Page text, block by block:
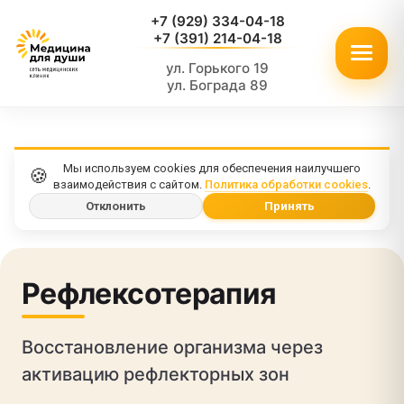
+7 (929) 334-04-18
+7 (391) 214-04-18
ул. Горького 19
ул. Бограда 89
🍪
Мы используем cookies для обеспечения наилучшего
взаимодействия с сайтом. Политика обработки cookies.
Отклонить
Принять
Рефлексотерапия
Восстановление организма через
активацию рефлекторных зон